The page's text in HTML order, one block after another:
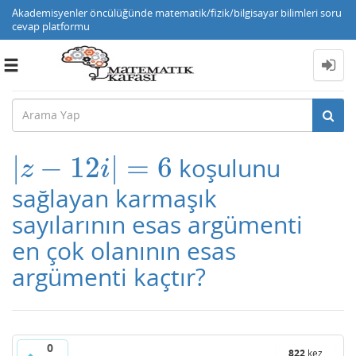
Akademisyenler öncülüğünde matematik/fizik/bilgisayar bilimleri soru
cevap platformu
Toggle
z − 12i = 6
|z −12i|=
koşulunu
sağlayan karmaşık
sayılarının esas argümenti
en çok olanının esas
argümenti kaçtır?
0